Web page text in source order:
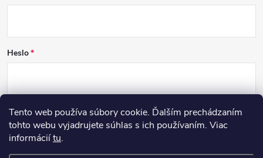
Tento web používa súbory cookie. Ďalším prechádzaním
tohto webu vyjadrujete súhlas s ich používaním. Viac
informáciítu.
Heslo
PRIHLÁSIŤ SA